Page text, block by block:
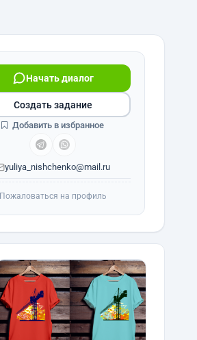
Начать диалог
yuliya_nishchenko@mail.ru
Создать задание
Добавить в избранное
Пожаловаться на профиль